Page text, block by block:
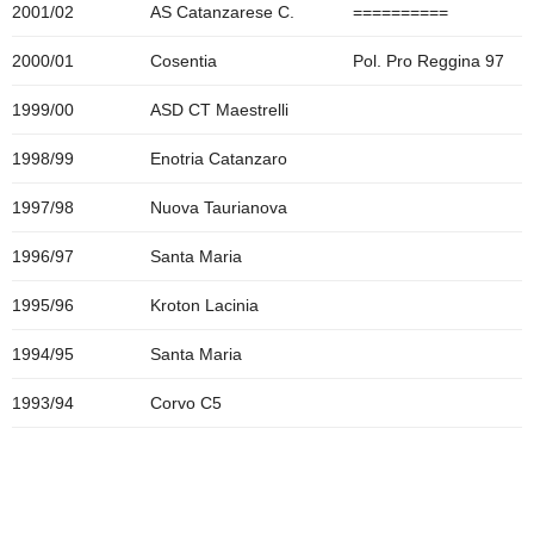
2001/02 AS Catanzarese C. ==========
2000/01 Cosentia Pol. Pro Reggina 97
1999/00 ASD CT Maestrelli
1998/99 Enotria Catanzaro
1997/98 Nuova Taurianova
1996/97 Santa Maria
1995/96 Kroton Lacinia
1994/95 Santa Maria
1993/94 Corvo C5